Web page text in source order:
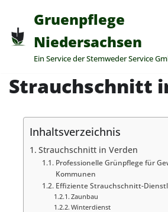
Zum
Inhalt
springen
Gruenpflege
Niedersachsen
Ein Service der Stemweder Service
Strauchschnitt
Inhaltsverzeichnis
Strauchschnitt in Verden
Professionelle Grünpflege für
Kommunen
Effiziente Strauchschnitt-
Zaunbau
Winterdienst